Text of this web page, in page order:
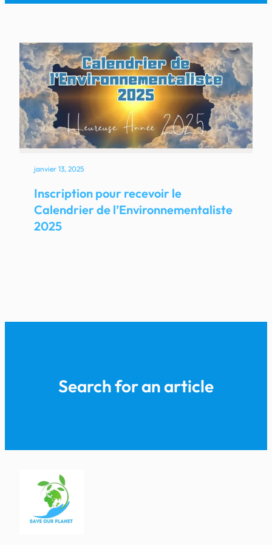
janvier 13, 2025
Inscription pour recevoir le
Calendrier de l’Environnementaliste
2025
Search for an article